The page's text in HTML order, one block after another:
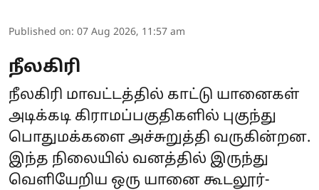
Published on: 07 Aug 2026, 11:57 am
நீலகிரி
நீலகிரி மாவட்டத்தில் காட்டு யானைகள்
அடிக்கடி கிராமப்பகுதிகளில் புகுந்து
பொதுமக்களை அச்சுறுத்தி வருகின்றன.
இந்த நிலையில் வனத்தில் இருந்து
வெளியேறிய ஒரு யானை கூடலூர்-